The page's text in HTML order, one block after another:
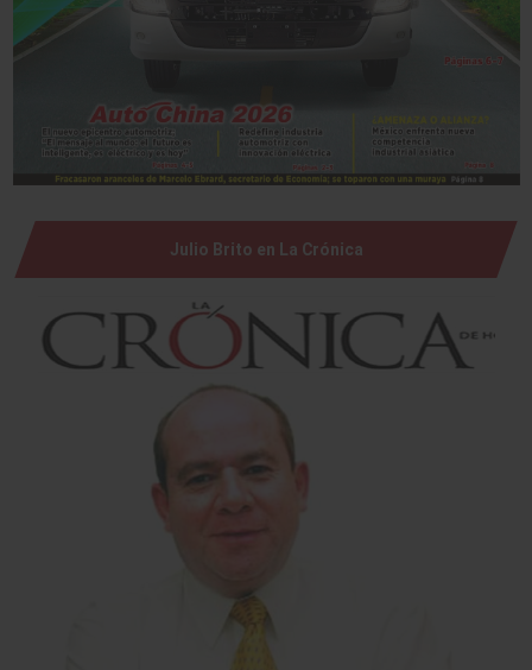
Julio Brito en La Crónica